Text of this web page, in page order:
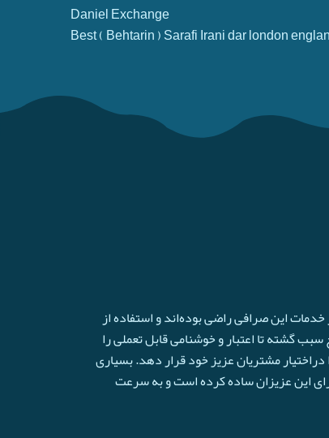
Daniel Exchange
Best ( Behtarin ) Sarafi Irani dar london
این صرافی راضی بوده‌اند و استفاده از
سبب گشته تا اعتبار و خوشنامی قابل تعملی را
مشتریان عزیز خود قرار دهد. بسیاری
این عزیزان ساده کرده است و به سرعت